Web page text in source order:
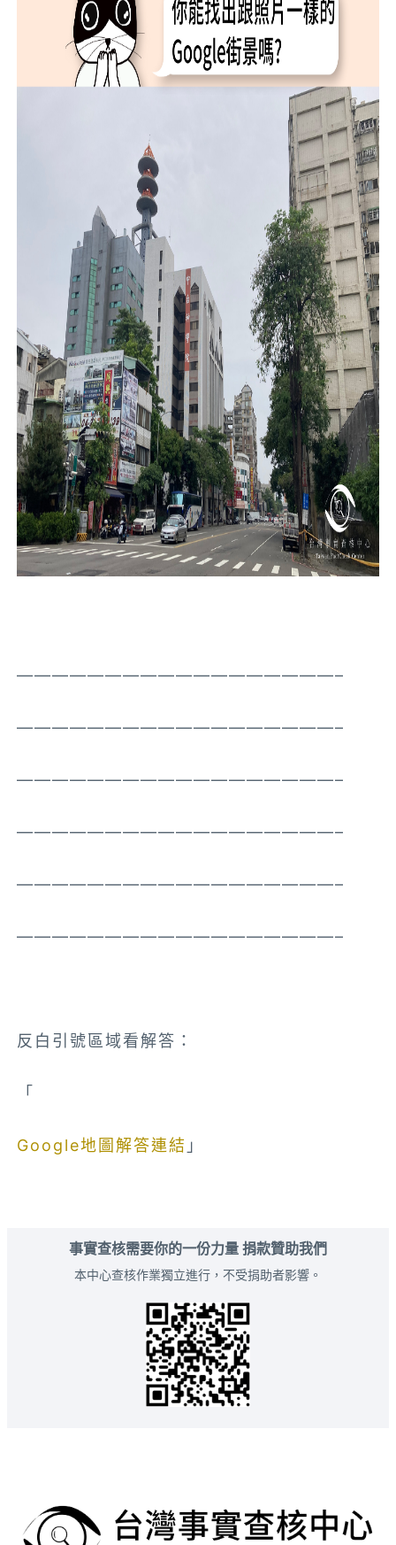
——————————————————–
——————————————————–
——————————————————–
——————————————————–
——————————————————–
——————————————————–
反白引號區域看解答：
「
Google地圖解答連結 」
事實查核需要你的一份力量 捐款贊助我們
本中心查核作業獨立進行，不受捐助者影響。